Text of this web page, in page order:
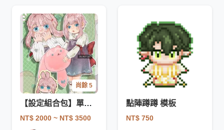
尚餘 5
【設定組合包】單人等比+大頭+Q版
NT$ 2000 ~ NT$ 3500
點陣蹲蹲 模板
NT$ 750